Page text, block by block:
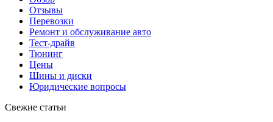
Отзывы
Перевозки
Ремонт и обслуживание авто
Тест-драйв
Тюнинг
Цены
Шины и диски
Юридические вопросы
Свежие статьи